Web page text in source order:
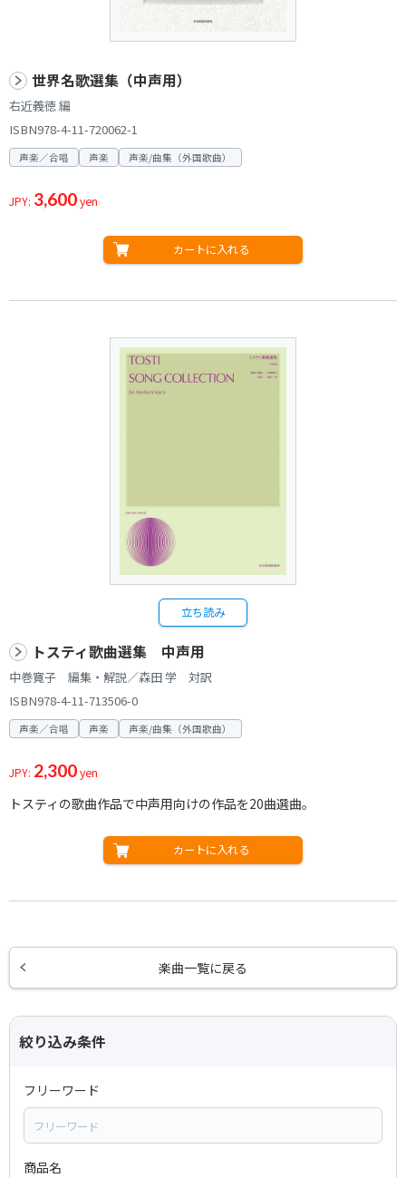
世界名歌選集（中声用）
右近義徳 編
ISBN978-4-11-720062-1
声楽／合唱 声楽 声楽/曲集（外国歌曲）
JPY: 3,600yen
カートに入れる
立ち読み
トスティ歌曲選集 中声用
中巻寛子 編集・解説／森田 学 対訳
ISBN978-4-11-713506-0
声楽／合唱 声楽 声楽/曲集（外国歌曲）
JPY: 2,300yen
トスティの歌曲作品で中声用向けの作品を20曲選曲。
カートに入れる
楽曲一覧に戻る
絞り込み条件
フリーワード
商品名